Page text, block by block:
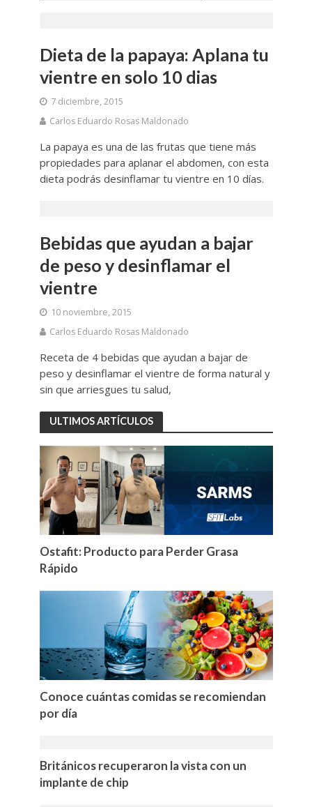
Dieta de la papaya: Aplana tu
vientre en solo 10 dias
7 diciembre, 2015
Carlos Eduardo Rosas Maldonado
La papaya es una de las frutas que tiene más
propiedades para aplanar el abdomen, con esta
dieta podrás desinflamar tu vientre en 10 días.
Bebidas que ayudan a bajar
de peso y desinflamar el
vientre
10 noviembre, 2015
Carlos Eduardo Rosas Maldonado
Receta de 4 bebidas que ayudan a bajar de
peso y desinflamar el vientre de forma natural y
sin que arriesgues tu salud,
ULTIMOS ARTÍCULOS
Ostafit: Producto para Perder Grasa
Rápido
Conoce cuántas comidas se recomiendan
por día
Británicos recuperaron la vista con un
implante de chip